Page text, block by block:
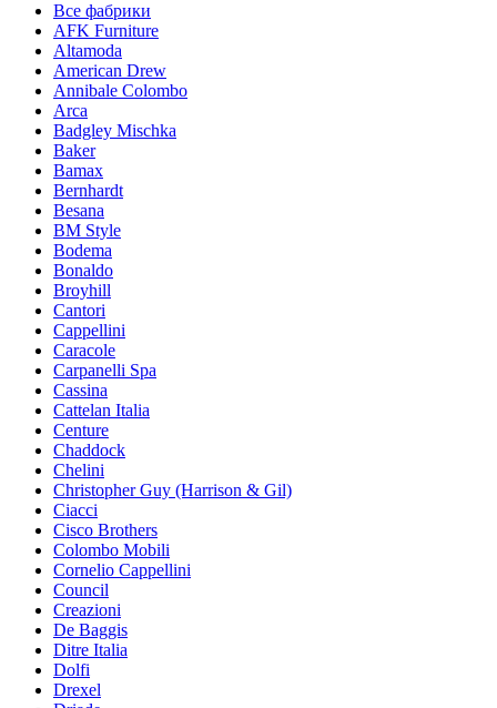
Все фабрики
AFK Furniture
Altamoda
American Drew
Annibale Colombo
Arca
Badgley Mischka
Baker
Bamax
Bernhardt
Besana
BM Style
Bodema
Bonaldo
Broyhill
Cantori
Cappellini
Caracole
Carpanelli Spa
Cassina
Cattelan Italia
Centure
Chaddock
Chelini
Christopher Guy (Harrison & Gil)
Ciacci
Cisco Brothers
Colombo Mobili
Cornelio Cappellini
Council
Creazioni
De Baggis
Ditre Italia
Dolfi
Drexel